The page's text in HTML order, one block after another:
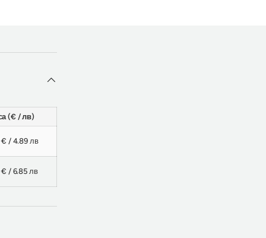
(€ / лв)
€ / 4.89 лв
€ / 6.85 лв